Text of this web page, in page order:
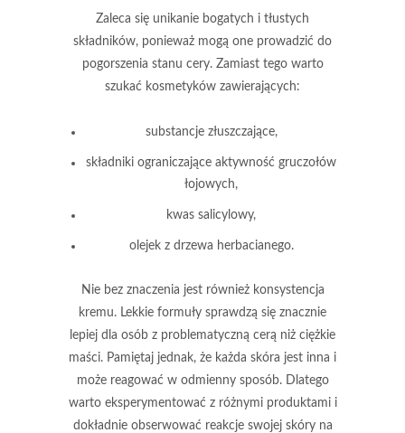
Zaleca się unikanie bogatych i tłustych
składników, ponieważ mogą one prowadzić do
pogorszenia stanu cery. Zamiast tego warto
szukać kosmetyków zawierających:
substancje złuszczające,
składniki ograniczające aktywność gruczołów
łojowych,
kwas salicylowy,
olejek z drzewa herbacianego.
Nie bez znaczenia jest również konsystencja
kremu. Lekkie formuły sprawdzą się znacznie
lepiej dla osób z problematyczną cerą niż ciężkie
maści. Pamiętaj jednak, że każda skóra jest inna i
może reagować w odmienny sposób. Dlatego
warto eksperymentować z różnymi produktami i
dokładnie obserwować reakcje swojej skóry na